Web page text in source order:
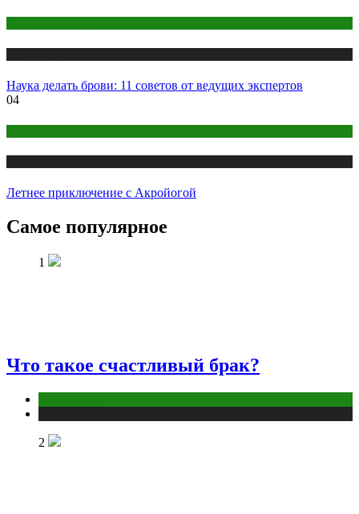
Наука делать брови: 11 советов от ведущих экспертов
04
Летнее приключение с Акройогой
Самое популярное
1
Что такое счастливый брак?
2